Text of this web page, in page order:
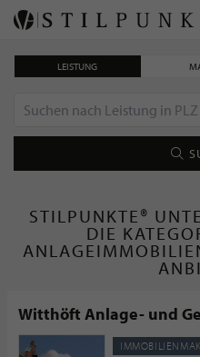
LEISTUNG
STILPUNKTE®
DIE
Witthöft Anlage- und